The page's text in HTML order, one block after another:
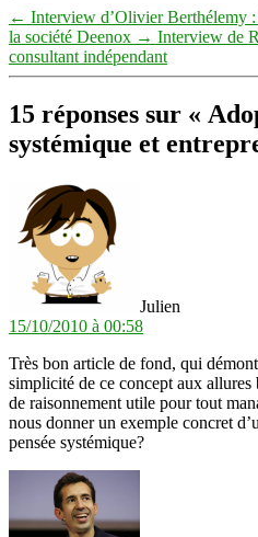
← Interview d’Olivier Berthélemy
la société Deenox → Interview de
consultant indépendant
15 réponses sur «
systémique et
Julien
15/10/2010 à 00:58
Très bon article de fond, qui
simplicité de ce concept aux allures
de raisonnement utile pour tout
nous donner un exemple concret
pensée systémique?